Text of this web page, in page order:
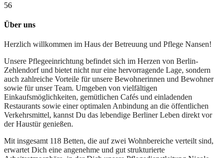
56
Über uns
Herzlich willkommen im Haus der Betreuung und Pflege Nansen!
Unsere Pflegeeinrichtung befindet sich im Herzen von Berlin-
Zehlendorf und bietet nicht nur eine hervorragende Lage, sondern
auch zahlreiche Vorteile für unsere Bewohnerinnen und Bewohner
sowie für unser Team. Umgeben von vielfältigen
Einkaufsmöglichkeiten, gemütlichen Cafés und einladenden
Restaurants sowie einer optimalen Anbindung an die öffentlichen
Verkehrsmittel, kannst Du das lebendige Berliner Leben direkt vor
der Haustür genießen.
Mit insgesamt 118 Betten, die auf zwei Wohnbereiche verteilt sind,
erwartet Dich eine angenehme und gut strukturierte